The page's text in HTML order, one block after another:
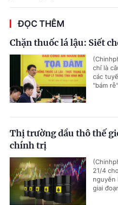
ĐỌC THÊM
Chặn thuốc lá lậu: Siết
chỉ là
các
"bám
Thị trường dầu thô thế
chính trị
21/4
nguyên
giai